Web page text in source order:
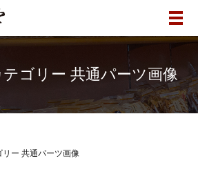
メ
ゴリー 共通パーツ画像
リー 共通パーツ画像